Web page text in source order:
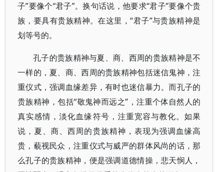
子”要像个“君子”。换句话说，他要求“君子”要像个贵
族，要具有贵族精神。在这里，“君子”与贵族精神是
划等号的。
孔子的贵族精神与夏、商、西周的贵族精神是不
一样的，夏、商、西周的贵族精神包括迷信鬼神，注
重仪式，强调血缘差异，有时也迷信暴力。而孔子的
贵族精神，包括“敬鬼神而远之”，注重个体自然人的
真实感情，淡化血缘符号，注重宽容与教化。如果
说，夏、商、西周的贵族精神，表现为强调血缘高
贵，藐视民众，注重仪式与威严的群体风尚的话，那
么孔子的贵族精神，便是强调道德情操，悲天悯人，